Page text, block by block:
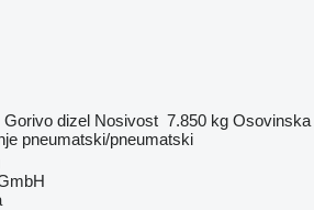
Gorivo dizel Nosivost 7.850 kg Osovinska
pneumatski/pneumatski